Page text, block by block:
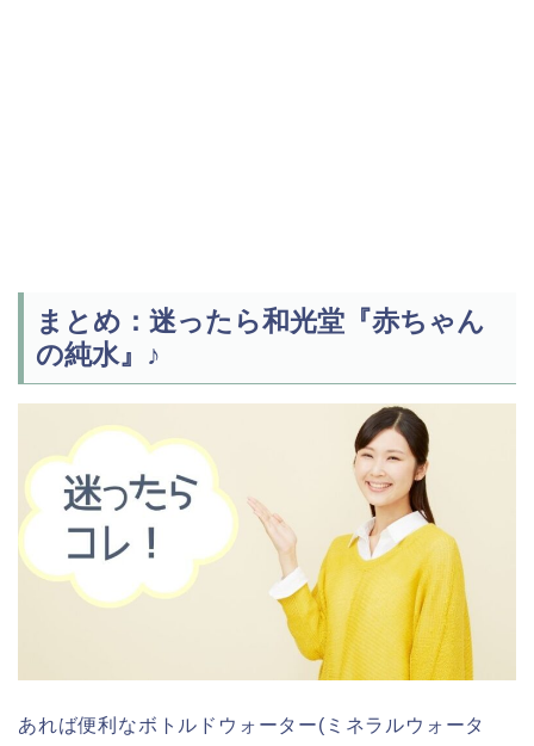
まとめ：迷ったら和光堂『赤ちゃん
の純水』 ♪
あれば便利なボトルドウォーター(ミネラルウォータ